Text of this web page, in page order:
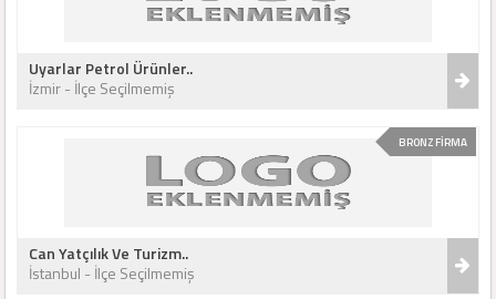
Uyarlar Petrol Ürünler..
İzmir - İlçe Seçilmemiş
BRONZ FİRMA
Can Yatçılık Ve Turizm..
İstanbul - İlçe Seçilmemiş